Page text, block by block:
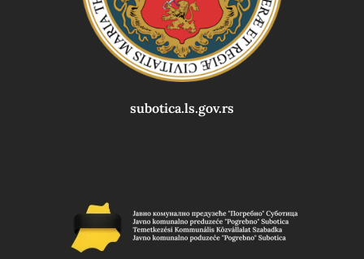
subotica.ls.gov.rs